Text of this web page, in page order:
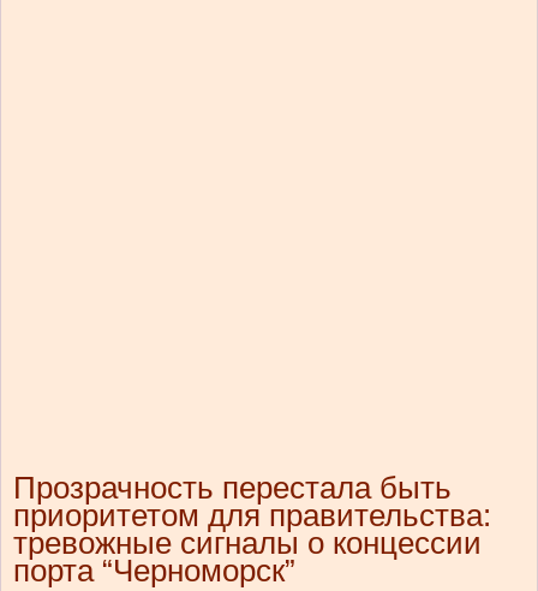
Прозрачность перестала быть
приоритетом для правительства:
тревожные сигналы о концессии
порта “Черноморск”